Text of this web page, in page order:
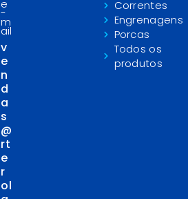
e
-
m
ail
v
e
n
d
a
s
@
rt
e
r
ol
Correntes
Engrenagens
Porcas
Todos os
produtos